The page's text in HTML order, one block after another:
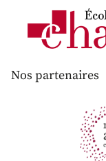
Nos partenaires